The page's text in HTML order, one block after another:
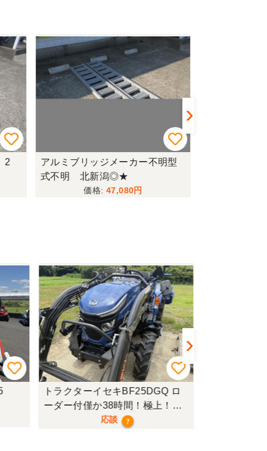
2
アルミブリッジメーカー不明型
式不明 北新潟◎★
47,080
トラクターイセキBF25DGQ ロ
ーダー付僅か38時間！極上！現
応談 ?